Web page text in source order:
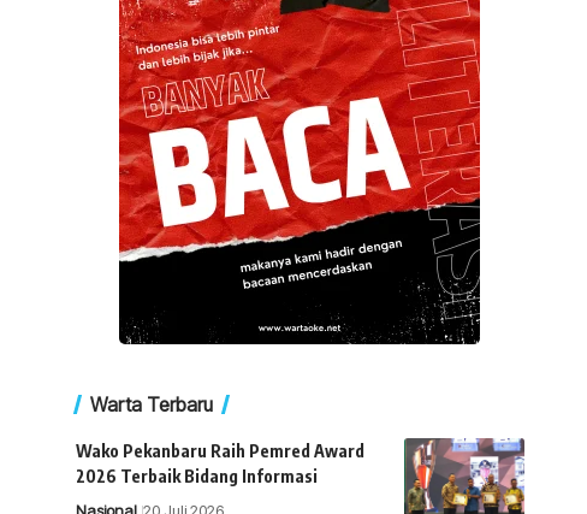
Warta Terbaru
Wako Pekanbaru Raih Pemred Award
2026 Terbaik Bidang Informasi